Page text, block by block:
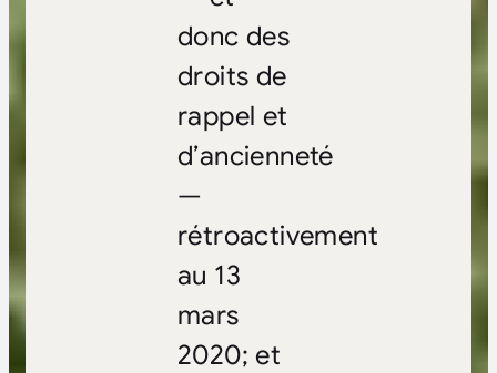
donc des
droits de
rappel et
d’ancienneté
—
rétroactivement
au 13
mars
2020; et